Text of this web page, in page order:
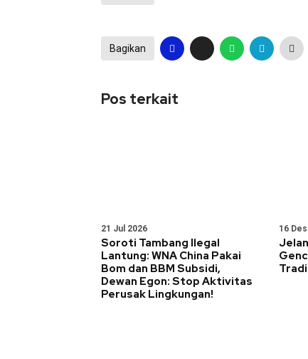
Bagikan
Pos terkait
21 Jul 2026
Soroti Tambang Ilegal
Lantung: WNA China Pakai
Bom dan BBM Subsidi,
Dewan Egon: Stop Aktivitas
Perusak Lingkungan!
16 Des